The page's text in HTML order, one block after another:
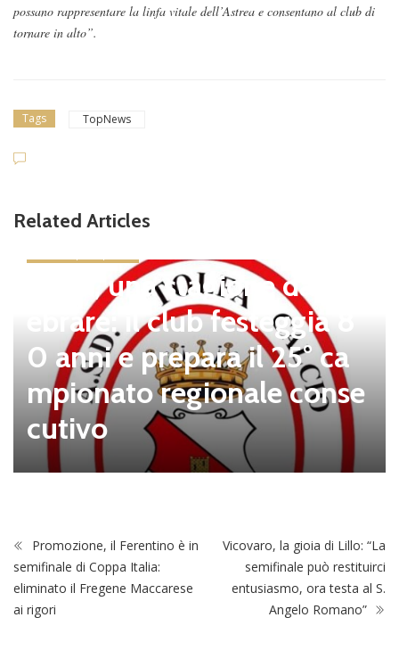
possano rappresentare la linfa vitale dell’Astrea e consentano al club di
tornare in alto”.
Tags TopNews
Related Articles
Tolfa, una stagione da cel
ebrare: il club festeggia 8
0 anni e prepara il 25° ca
mpionato regionale conse
cutivo
Promozione, il Ferentino è in
semifinale di Coppa Italia:
eliminato il Fregene Maccarese
ai rigori
Vicovaro, la gioia di Lillo: “La
semifinale può restituirci
entusiasmo, ora testa al S.
Angelo Romano”